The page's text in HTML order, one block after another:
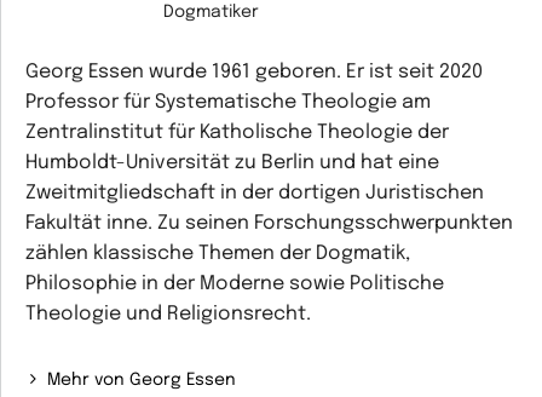
Dogmatiker
Georg Essen wurde 1961 geboren. Er ist seit 2020
Professor für Systematische Theologie am
Zentralinstitut für Katholische Theologie der
Humboldt-Universität zu Berlin und hat eine
Zweitmitgliedschaft in der dortigen Juristischen
Fakultät inne. Zu seinen Forschungsschwerpunkten
zählen klassische Themen der Dogmatik,
Philosophie in der Moderne sowie Politische
Theologie und Religionsrecht.
Mehr von Georg Essen